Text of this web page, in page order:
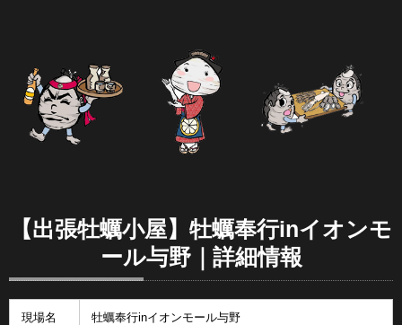
【出張牡蠣小屋】牡蠣奉行inイオンモ
ール与野｜詳細情報
現場名 牡蠣奉行inイオンモール与野